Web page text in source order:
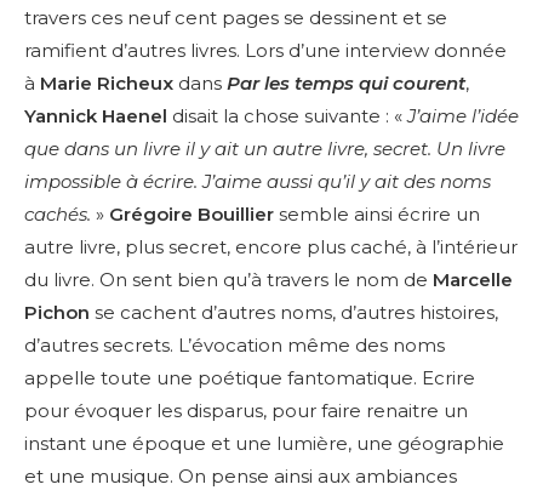
travers ces neuf cent pages se dessinent et se
ramifient d’autres livres. Lors d’une interview donnée
à Marie Richeux dans Par les temps qui courent,
Yannick Haenel disait la chose suivante : «J’aime l’idée
que dans un livre il y ait un autre livre, secret. Un livre
impossible à écrire. J’aime aussi qu’il y ait des noms
cachés. » Grégoire Bouillier semble ainsi écrire un
autre livre, plus secret, encore plus caché, à l’intérieur
du livre. On sent bien qu’à travers le nom de Marcelle
Pichon se cachent d’autres noms, d’autres histoires,
d’autres secrets. L’évocation même des noms
appelle toute une poétique fantomatique. Ecrire
pour évoquer les disparus, pour faire renaitre un
instant une époque et une lumière, une géographie
et une musique. On pense ainsi aux ambiances